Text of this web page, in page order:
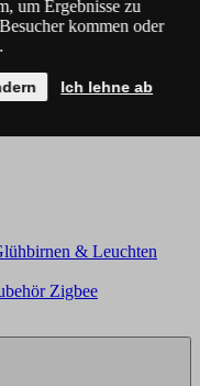
& Leuchten
Zigbee
um Ergebnisse zu
kommen oder
Ich lehne ab